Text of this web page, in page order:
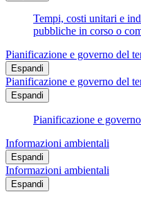
Tempi, costi unitari e
pubbliche in corso o
Pianificazione e governo del
Espandi
Pianificazione e governo del
Espandi
Pianificazione e
Informazioni ambientali
Espandi
Informazioni ambientali
Espandi